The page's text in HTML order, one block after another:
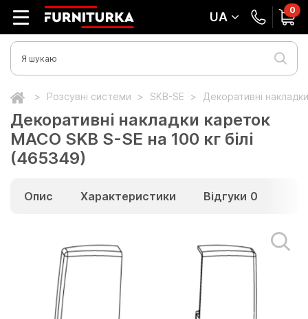
UA 0
Розсувні системи SKB-SE Декоративні
Декоративні накладки кареток
МАСО SKB S-SE на 100 кг білі
(465349)
Опис Характеристики Відгуки 0